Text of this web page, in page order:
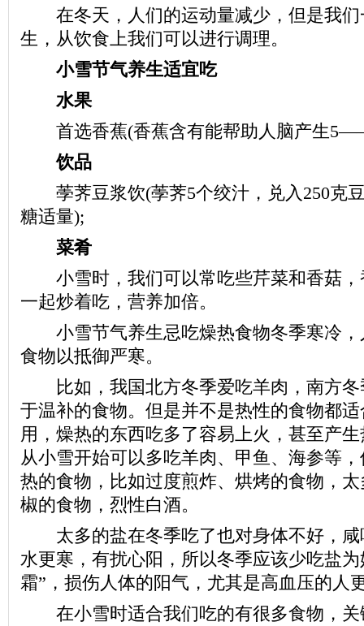
在冬天，人们的运动量减少，但是我们
生，从饮食上我们可以进行调理。
小雪节气养生适宜吃
水果
首选香蕉(香蕉含有能帮助人脑产生
饮品
荸荠豆浆饮(荸荠5个绞汁，兑入250克
糖适量);
菜肴
小雪时，我们可以常吃些芹菜和香菇，
一起炒着吃，营养加倍。
小雪节气养生忌吃燥热食物冬季寒冷，
食物以抵御严寒。
比如，我国北方冬季爱吃羊肉，南方冬
于温补的食物。但是并不是热性的食物都
用，燥热的东西吃多了容易上火，甚至产
从小雪开始可以多吃羊肉、甲鱼、海参等
热的食物，比如过度煎炸、烘烤的食物，
椒的食物，烈性白酒。
太多的盐在冬季吃了也对身体不好，咸
水更寒，有扰心阳，所以冬季应该少吃盐
霜”，损伤人体的阳气，尤其是高血压的人
在小雪时适合我们吃的有很多食物，关